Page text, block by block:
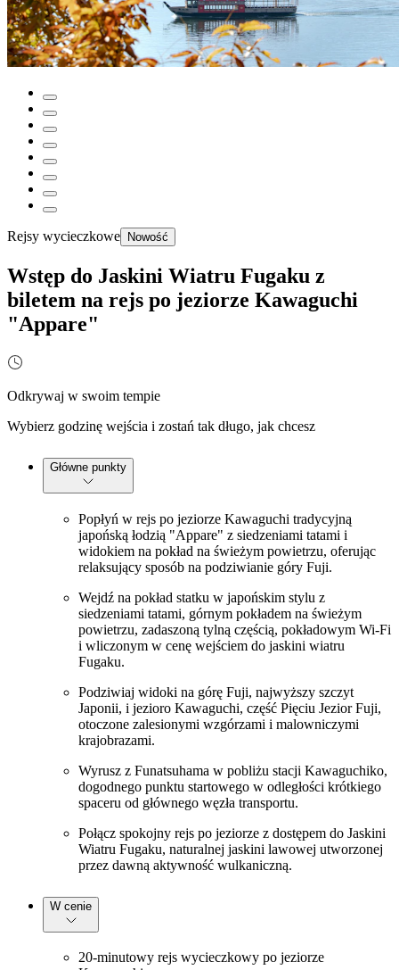
Rejsy wycieczkowe Nowość
Wstęp do Jaskini Wiatru Fugaku z
biletem na rejs po jeziorze Kawaguchi
"Appare"
Odkrywaj w swoim tempie
Wybierz godzinę wejścia i zostań tak długo, jak chcesz
Główne punkty
Popłyń w rejs po jeziorze Kawaguchi tradycyjną
japońską łodzią "Appare" z siedzeniami tatami i
widokiem na pokład na świeżym powietrzu, oferując
relaksujący sposób na podziwianie góry Fuji.
Wejdź na pokład statku w japońskim stylu z
siedzeniami tatami, górnym pokładem na świeżym
powietrzu, zadaszoną tylną częścią, pokładowym Wi-Fi
i wliczonym w cenę wejściem do jaskini wiatru
Fugaku.
Podziwiaj widoki na górę Fuji, najwyższy szczyt
Japonii, i jezioro Kawaguchi, część Pięciu Jezior Fuji,
otoczone zalesionymi wzgórzami i malowniczymi
krajobrazami.
Wyrusz z Funatsuhama w pobliżu stacji Kawaguchiko,
dogodnego punktu startowego w odległości krótkiego
spaceru od głównego węzła transportu.
Połącz spokojny rejs po jeziorze z dostępem do Jaskini
Wiatru Fugaku, naturalnej jaskini lawowej utworzonej
przez dawną aktywność wulkaniczną.
W cenie
20-minutowy rejs wycieczkowy po jeziorze